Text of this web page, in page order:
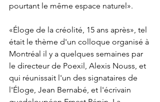
pourtant le même espace naturel».
«Éloge de la créolité, 15 ans après», tel
était le thème d'un colloque organisé à
Montréal il y a quelques semaines par
le directeur de Poexil, Alexis Nouss, et
qui réunissait l'un des signataires de
l'Éloge, Jean Bernabé, et l'écrivain